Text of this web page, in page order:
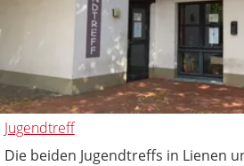
Jugendtreff
Die beiden Jugendtreffs in Lienen